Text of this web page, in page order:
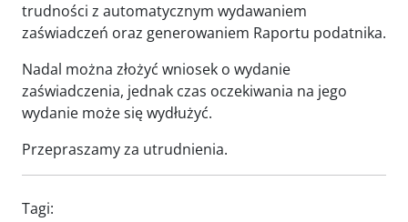
trudności z automatycznym wydawaniem
zaświadczeń oraz generowaniem Raportu podatnika.
Nadal można złożyć wniosek o wydanie
zaświadczenia, jednak czas oczekiwania na jego
wydanie może się wydłużyć.
Przepraszamy za utrudnienia.
Tagi: